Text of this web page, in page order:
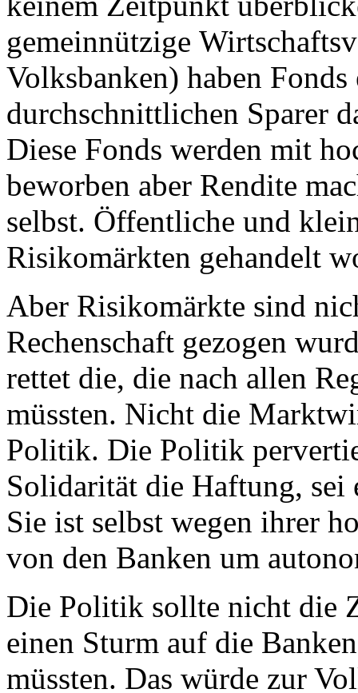
gemeinnützige
Volksbanken) haben
durchschnittlichen Sparer
Diese Fonds werden mit
beworben aber Rendite
selbst. Öffentliche und
Risikomärkten gehandelt
Aber Risikomärkte sind
Rechenschaft gezogen
rettet die, die nach allen
müssten. Nicht die
Politik. Die Politik
Solidarität die Haftung, sei
Sie ist selbst wegen ihrer
von den Banken um
Die Politik sollte nicht die
einen Sturm auf die
müssten. Das würde zur